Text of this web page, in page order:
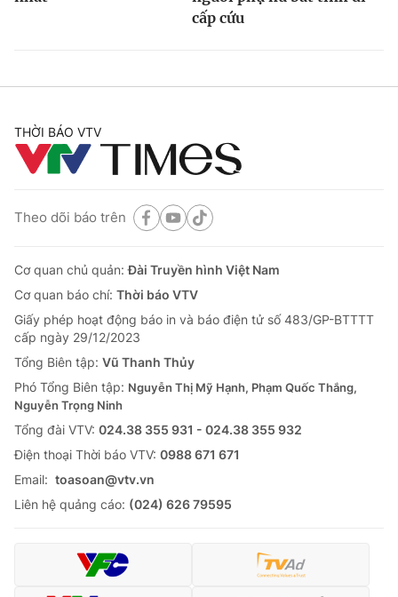
cấp cứu
THỜI BÁO VTV
Theo dõi báo trên
Cơ quan chủ quản:Đài Truyền hình Việt Nam
Cơ quan báo chí: Thời báo VTV
Giấy phép hoạt động báo in và báo điện tử số 483/GP-BTTTT
cấp ngày 29/12/2023
Tổng Biên tập: Vũ Thanh Thủy
Phó Tổng Biên tập: Nguyễn Thị Mỹ Hạnh, Phạm Quốc Thắng,
Nguyễn Trọng Ninh
Tổng đài VTV: 024.38 355 931 - 024.38 355 932
Ðiện thoại Thời báo VTV: 0988 671 671
Email: toasoan@vtv.vn
Liên hệ quảng cáo: (024) 626 79595